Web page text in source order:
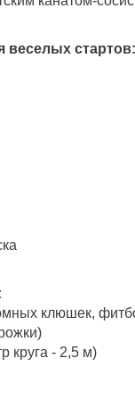
веселых стартов:
клюшек,
круга - 2,5 м)